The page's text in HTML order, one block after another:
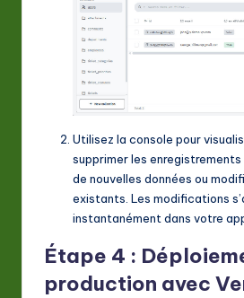
Utilisez la console pour
supprimer les enregistrements
de nouvelles données ou
existants. Les modifications
instantanément dans votre
Étape 4 :
production avec